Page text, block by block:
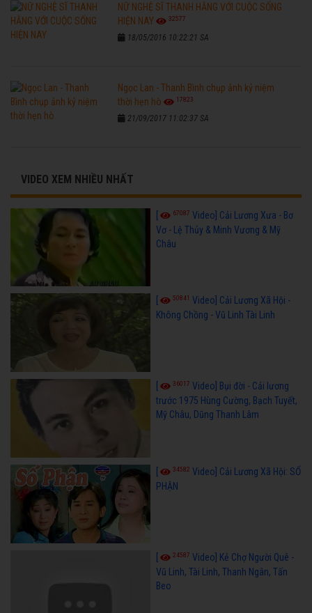
NỮ NGHỆ SĨ THANH HẰNG VỚI CUỘC SỐNG
HIỆN NAY
32577
18/05/2016 10:22:21 SA
Ngọc Lan - Thanh Bình chụp ảnh kỷ niệm
thời hẹn hò
17823
21/09/2017 11:02:37 SA
VIDEO XEM NHIỀU NHẤT
[ 67087 Video] Cải Lương Xưa - Bơ
Vơ - Lệ Thủy & Minh Vương & Mỹ
Châu
50841
Video] Cải Lương Xã Hội -
Không Chồng - Vũ Linh Tài Linh
36017 Video] Bụi đời - Cải lương
trước 1975 Hùng Cường, Bạch Tuyết,
Mỹ Châu, Dũng Thanh Lâm
34582 Video] Cải Lương Xã Hội: SỐ
PHẬN
24587 Video] Kẻ Chợ Người Quê -
Vũ Linh, Tài Linh, Thanh Ngân, Tấn
Beo